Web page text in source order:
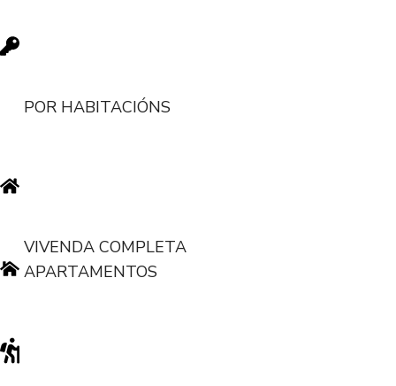
POR HABITACIÓNS
VIVENDA COMPLETA
APARTAMENTOS